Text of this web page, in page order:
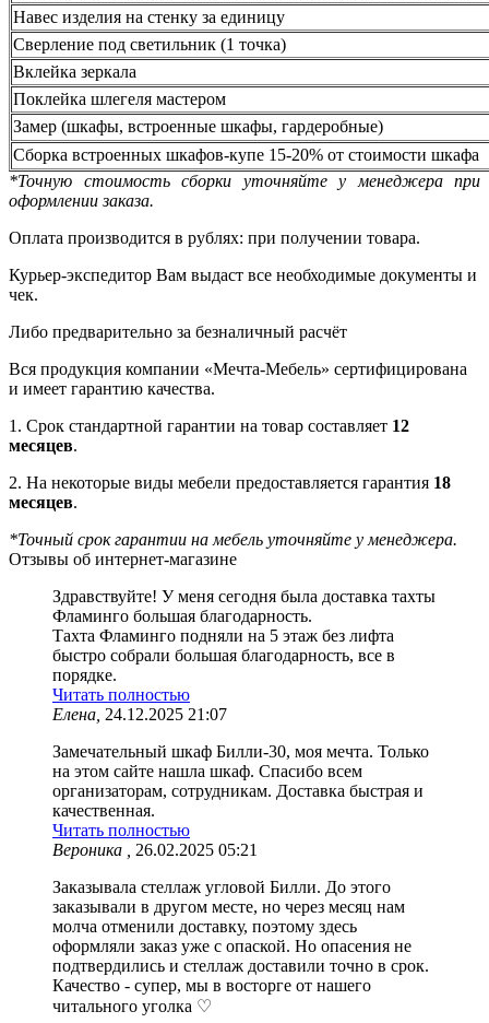
Навес изделия на стенку за единицу
Сверление под светильник (1 точка)
Вклейка зеркала
Поклейка шлегеля мастером
Замер (шкафы, встроенные шкафы, гардеробные)
Сборка встроенных шкафов-купе 15-20% от стоимости шкафа
*Точную стоимость сборки уточняйте у менеджера при
оформлении заказа.
Оплата производится в рублях: при получении товара.
Курьер-экспедитор Вам выдаст все необходимые документы и
чек.
Либо предварительно за безналичный расчёт
Вся продукция компании «Мечта-Мебель» сертифицирована
и имеет гарантию качества.
1. Срок стандартной гарантии на товар составляет 12
месяцев.
2. На некоторые виды мебели предоставляется гарантия 18
месяцев.
*Точный срок гарантии на мебель уточняйте у менеджера.
Отзывы об интернет-магазине
Здравствуйте! У меня сегодня была доставка тахты
Фламинго большая благодарность.
Тахта Фламинго подняли на 5 этаж без лифта
быстро собрали большая благодарность, все в
порядке.
Читать полностью
Елена, 24.12.2025 21:07
Замечательный шкаф Билли-30, моя мечта. Только
на этом сайте нашла шкаф. Спасибо всем
организаторам, сотрудникам. Доставка быстрая и
качественная.
Читать полностью
Вероника ,
26.02.2025 05:21
Заказывала стеллаж угловой Билли. До этого
заказывали в другом месте, но через месяц нам
молча отменили доставку, поэтому здесь
оформляли заказ уже с опаской. Но опасения не
подтвердились и стеллаж доставили точно в срок.
Качество - супер, мы в восторге от нашего
читального уголка ♡